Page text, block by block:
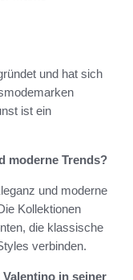
und hat sich
ist ein
moderne Trends?
und moderne
Kollektionen
die klassische
verbinden.
in seiner